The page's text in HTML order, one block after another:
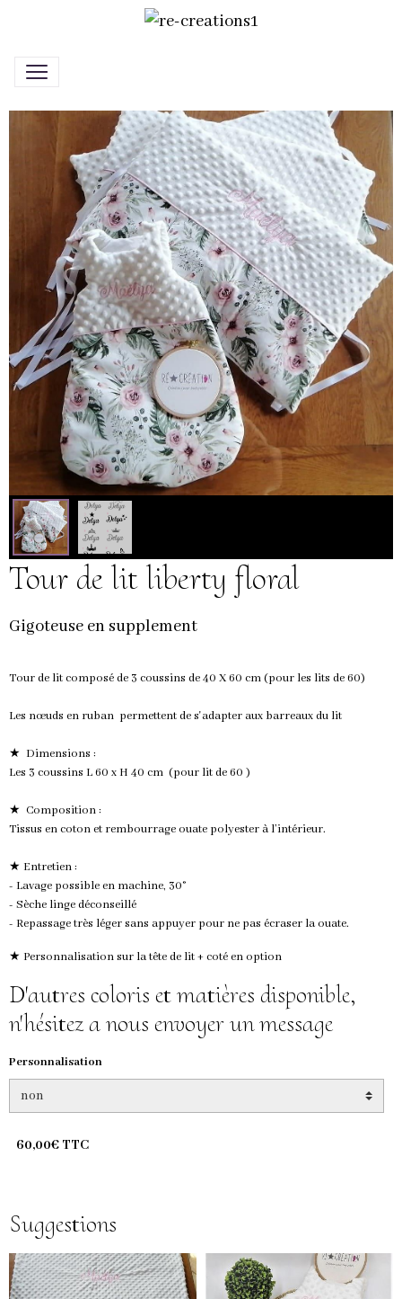
Tour de lit liberty floral
Gigoteuse en supplement
Tour de lit composé de 3 coussins de 40 X 60 cm (pour les lits de 60)
Les nœuds en ruban permettent de s'adapter aux barreaux du lit
★ Dimensions :
Les 3 coussins L 60 x H 40 cm (pour lit de 60 )
★ Composition :
Tissus en coton et rembourrage ouate polyester à l’intérieur.
★ Entretien :
- Lavage possible en machine, 30°
- Sèche linge déconseillé
- Repassage très léger sans appuyer pour ne pas écraser la ouate.
★ Personnalisation sur la tête de lit + coté en option
D'autres coloris et matières disponible,
n'hésitez a nous envoyer un message
Personnalisation
60,00€ TTC
Suggestions